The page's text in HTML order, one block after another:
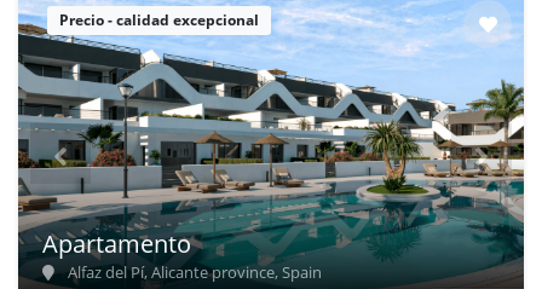
Precio - calidad excepcional
Apartamento
Alfaz del Pí, Alicante province, Spain